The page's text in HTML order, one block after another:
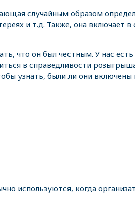
случайным образом
и т.д. Также, она включает
что он был честным. У нас
в справедливости
узнать, были ли они
используются, когда